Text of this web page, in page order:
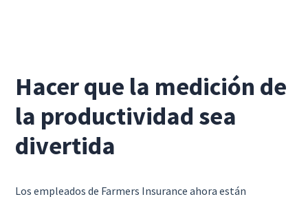
Hacer que la medición de
la productividad sea
divertida
Los empleados de Farmers Insurance ahora están